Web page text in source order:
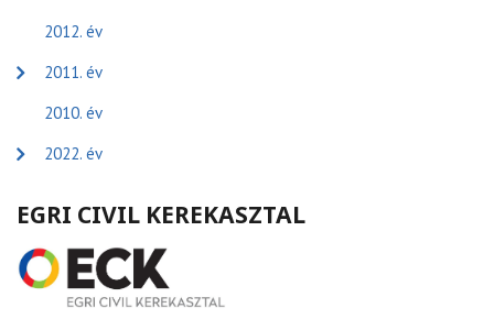
2012. év
2011. év
2010. év
2022. év
EGRI CIVIL KEREKASZTAL